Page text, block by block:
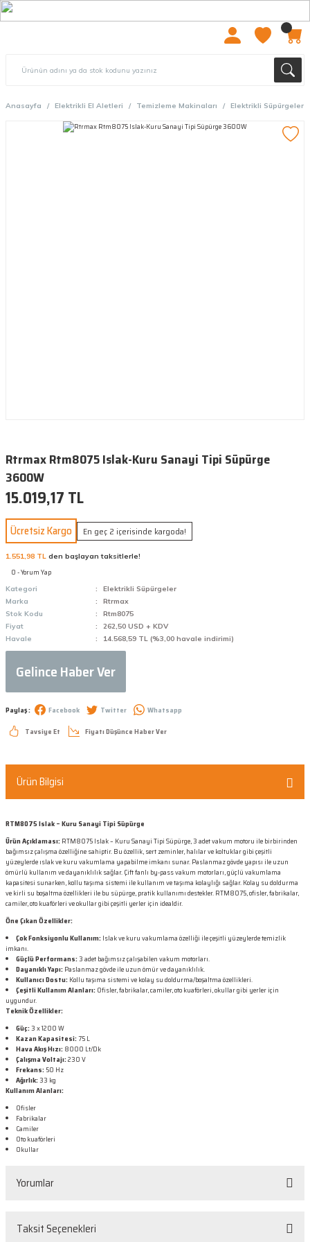
Anasayfa Elektrikli El Aletleri Temizleme Makinaları Elektrikli Süpürgeler
Rtrmax Rtm8075 Islak-Kuru Sanayi Tipi Süpürge
3600W
15.019,17 TL
Ücretsiz Kargo En geç 2 içerisinde kargoda!
1.551,98 TL den başlayan taksitlerle!
0 - Yorum Yap
Kategori
Elektrikli Süpürgeler
Marka
Rtrmax
Stok Kodu
Rtm8075
Fiyat
262,50 USD + KDV
Havale
14.568,59 TL (%3,00 havale indirimi)
Gelince Haber Ver
Paylaş : Facebook Twitter
Whatsapp
Tavsiye Et
Fiyatı Düşünce Haber Ver
Ürün Bilgisi
RTM8075 Islak – Kuru Sanayi Tipi Süpürge
Ürün Açıklaması:RTM8075 Islak – Kuru Sanayi Tipi Süpürge, 3 adet vakum motoru ile birbirinden
bağımsız çalışma özelliğine sahiptir. Bu özellik, sert zeminler, halılar ve koltuklar gibi çeşitli
yüzeylerde ıslak ve kuru vakumlama yapabilme imkanı sunar. Paslanmaz gövde yapısı ile uzun
ömürlü kullanım ve dayanıklılık sağlar. Çift fanlı by-pass vakum motorları, güçlü vakumlama
kapasitesi sunarken, kollu taşıma sistemi ile kullanım ve taşıma kolaylığı sağlar. Kolay su doldurma
ve kirli su boşaltma özellikleri ile bu süpürge, pratik kullanımı destekler. RTM8075, ofisler, fabrikalar,
camiler, oto kuaförleri ve okullar gibi çeşitli yerler için idealdir.
Öne Çıkan Özellikler:
Çok Fonksiyonlu Kullanım:Islak ve kuru vakumlama özelliği ile çeşitli yüzeylerde temizlik
imkanı.
Güçlü Performans:3 adet bağımsız çalışabilen vakum motorları.
Dayanıklı Yapı:Paslanmaz gövde ile uzun ömür ve dayanıklılık.
Kullanıcı Dostu:Kollu taşıma sistemi ve kolay su doldurma/boşaltma özellikleri.
Çeşitli Kullanım Alanları:Ofisler, fabrikalar, camiler, oto kuaförleri, okullar gibi yerler için
uygundur.
Teknik Özellikler:
Güç:3 x 1200 W
Kazan Kapasitesi:75 L
Hava Akış Hızı:8000 Lt/Dk
Çalışma Voltajı:230 V
Frekans:50 Hz
Ağırlık:33 kg
Kullanım Alanları:
Ofisler
Fabrikalar
Camiler
Oto kuaförleri
Okullar
Yorumlar
Taksit Seçenekleri